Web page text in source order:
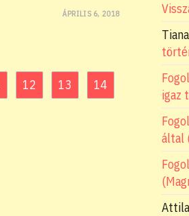
ÁPRILIS 6, 2018
12 13 14
Tiana
igaz
által